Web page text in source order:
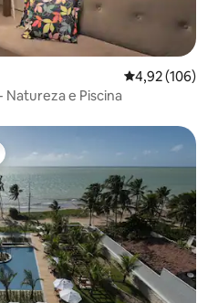
4,92 de uma
4,92 (106)
Encantador Apto. em Pipa - Natureza e Piscina
dos hóspedes